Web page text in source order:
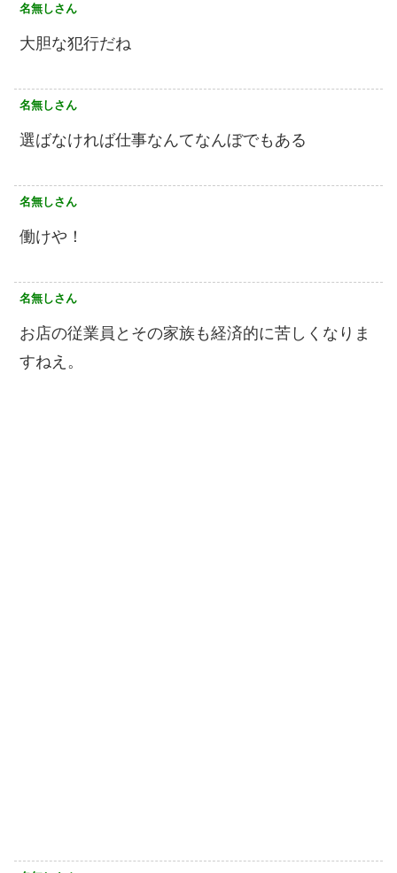
名無しさん
大胆な犯行だね
名無しさん
選ばなければ仕事なんてなんぼでもある
名無しさん
働けや！
名無しさん
お店の従業員とその家族も経済的に苦しくなりま
すねえ。